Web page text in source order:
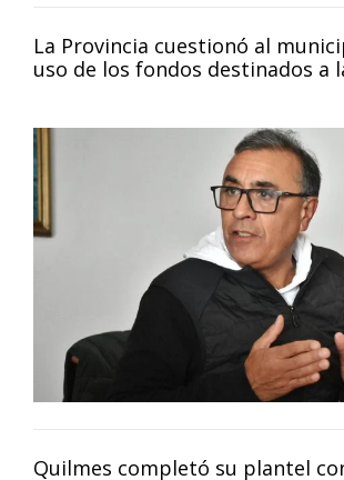
La Provincia cuestionó al
uso de los fondos destinados a
Quilmes completó su plantel